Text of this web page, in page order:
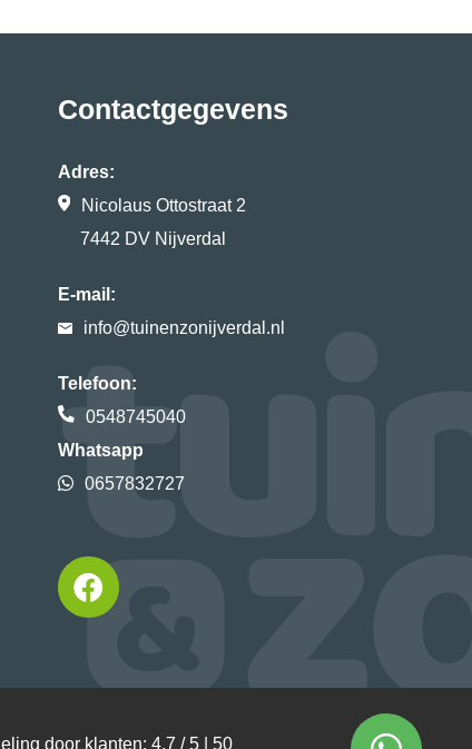
Contactgegevens
Adres:
Nicolaus Ottostraat 2
7442 DV Nijverdal
E-mail:
info@tuinenzonijverdal.nl
Telefoon:
0548745040
Whatsapp
0657832727
door klanten: 4,7 / 5 | 50